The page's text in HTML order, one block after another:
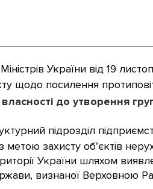
України від 19
щодо посилення
до утворення
підрозділ
захисту об’єктів
України шляхом
визнаної